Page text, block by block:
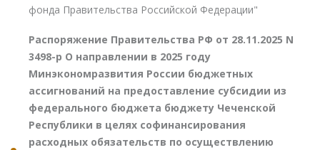
фонда Правительства Российской Федерации"
Распоряжение Правительства РФ от 28.11.2025 N
3498-р О направлении в 2025 году
Минэкономразвития России бюджетных
ассигнований на предоставление субсидии из
федерального бюджета бюджету Чеченской
Республики в целях софинансирования
расходных обязательств по осуществлению